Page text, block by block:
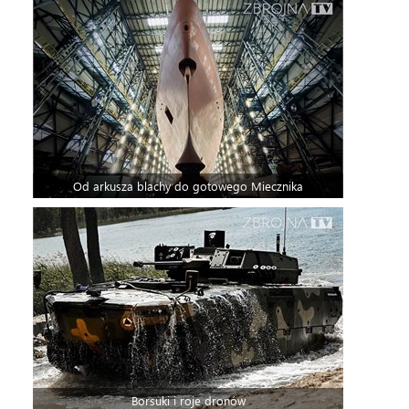
Od arkusza blachy do gotowego Miecznika
Borsuki i roje dronów